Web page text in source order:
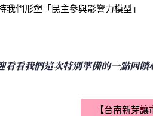
我們形塑「民主參與影響力模型」
看看我們這次特別準備的一點回
【台南新芽